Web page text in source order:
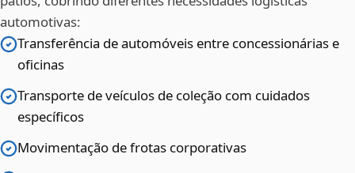
automotivas:
Transferência de automóveis entre concessionárias e
oficinas
Transporte de veículos de coleção com cuidados
específicos
Movimentação de frotas corporativas